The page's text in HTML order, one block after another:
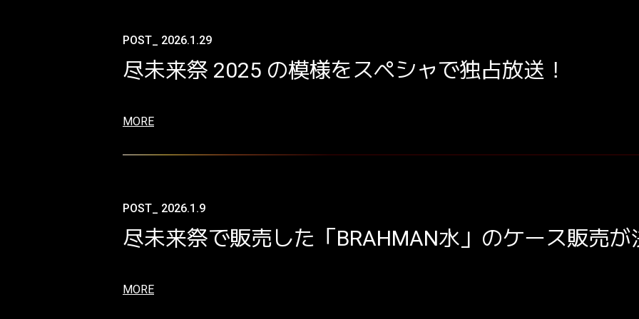
POST_ 2026.1.29
尽未来祭 2025 の模様をスペシャで独占放送！
MORE
POST_ 2026.1.9
尽未来祭で販売した「BRAHMAN水」のケース販売が
MORE